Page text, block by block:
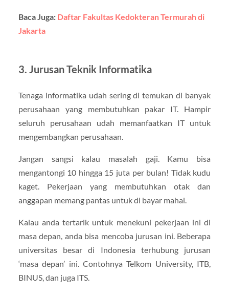
Baca Juga: Daftar Fakultas Kedokteran Termurah di
Jakarta
3. Jurusan Teknik Informatika
Tenaga informatika udah sering di temukan di banyak
perusahaan yang membutuhkan pakar IT. Hampir
seluruh perusahaan udah memanfaatkan IT untuk
mengembangkan perusahaan.
Jangan sangsi kalau masalah gaji. Kamu bisa
mengantongi 10 hingga 15 juta per bulan! Tidak kudu
kaget. Pekerjaan yang membutuhkan otak dan
anggapan memang pantas untuk di bayar mahal.
Kalau anda tertarik untuk menekuni pekerjaan ini di
masa depan, anda bisa mencoba jurusan ini. Beberapa
universitas besar di Indonesia terhubung jurusan
‘masa depan’ ini. Contohnya Telkom University, ITB,
BINUS, dan juga ITS.